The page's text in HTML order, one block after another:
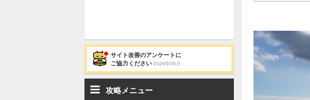
サイト改善のアンケートに
ご協力ください 2026年08月
攻略メニュー